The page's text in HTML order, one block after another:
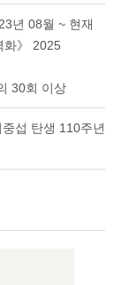
년 08월 ~ 현재
화》 2025
30회 이상
섭 탄생 110주년